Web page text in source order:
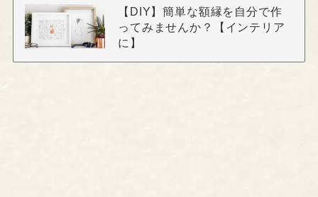
【DIY】簡単な額縁を自分で作
ってみませんか？【インテリア
に】